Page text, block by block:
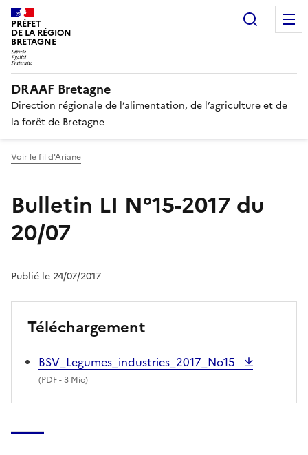
PRÉFET
DE LA RÉGION
BRETAGNE
DRAAF Bretagne
Direction régionale de l’alimentation, de l’agriculture et de
la forêt de Bretagne
Voir le fil d'Ariane
Bulletin LI N°15-2017 du
20/07
Publié le 24/07/2017
Téléchargement
BSV_Legumes_industries_2017_No15
(PDF- 3 Mio)